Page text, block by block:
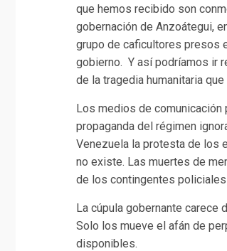
que hemos recibido son
gobernación de Anzoátegui,
grupo de caficultores presos
gobierno. Y así podríamos ir
de la tragedia humanitaria
Los medios de comunicación
propaganda del régimen
Venezuela la protesta de los
no existe. Las muertes de
de los contingentes
La cúpula gobernante carece
Solo los mueve el afán de
disponibles.